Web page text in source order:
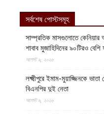
সর্বশেষ পোস্টসমূহ
সাম্প্রতিক মাসগুলোতে
শাবাব মুজাহিদিনের ৯০টিরও
আগস্ট ৯, ২০২৬
লক্ষ্মীপুরে ইমাম-মুয়াজ্জিনকে
বিএনপির দুই নেতা
আগস্ট ৯, ২০২৬